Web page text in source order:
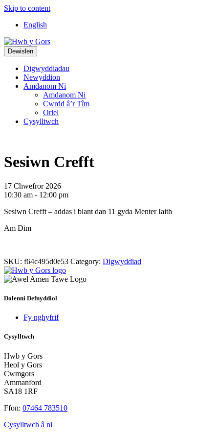
Skip to content
Top
Navigation
English
Main
Navigation
Dewislen
Digwyddiadau
Newyddion
Amdanom Ni
Amdanom Ni
Cwrdd â’r Tîm
Oriel
Cysylltwch
Sesiwn Crefft
17 Chwefror 2026
10:30 am - 12:00 pm
Sesiwn Crefft – addas i blant dan 11 gyda Menter Iaith
Am Dim
SKU: f64c495d0e53 Category: Digwyddiad
Dolenni Defnyddiol
Fy nghyfrif
Cysylltwch
Hwb y Gors
Heol y Gors
Cwmgors
Ammanford
SA18 1RF
Ffon: 07464 783510
Cysylltwch â ni